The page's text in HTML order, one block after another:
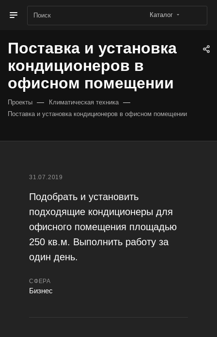
Каталог
Поставка и установка
кондиционеров в
офисном помещении
Проекты — Климатическая техника —
Поставка и установка кондиционеров в офисном помещении
31.07.2019
Подобрать и установить
подходящие кондиционеры для
офисного помещения площадью
250 кв.м. Выполнить работу за
один день.
СФЕРА
Бизнес